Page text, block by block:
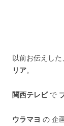
以前お伝えした、
リア。
関西テレビで
ウラマヨ の 企